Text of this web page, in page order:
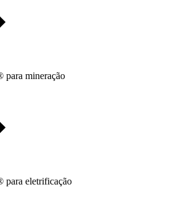
para mineração
para eletrificação